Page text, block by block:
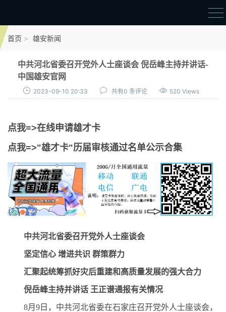
审核通过公示
首页 雄安新闻
中共河北省委召开党外人士座谈会 倪岳峰主持并讲话-
中国雄安官网
2023-09-10 20:33 共有0 条评论 520 Views
点我=>在线申请雄才卡
点我=>"雄才卡"历届审核通过名单公示合集
中共河北省委召开党外人士座谈会
坚定信心 增进共识 群策群力
汇聚起统筹抓好灾后重建和高质量发展的强大合力
倪岳峰主持并讲话 王正谱通报有关情况
8月9日，中共河北省委在石家庄召开党外人士座谈会，